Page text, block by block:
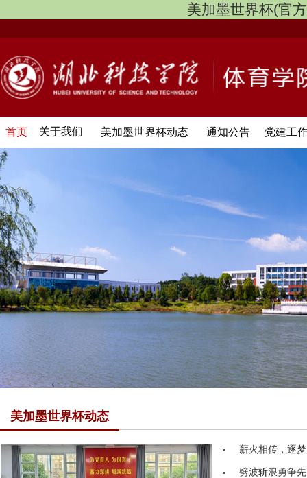
美加墨世界杯(官
首页 关于我们 美加墨世界杯动态 通知公告 党建工
美加墨世界杯动态
薪火相传，逐
劈波斩浪勇争